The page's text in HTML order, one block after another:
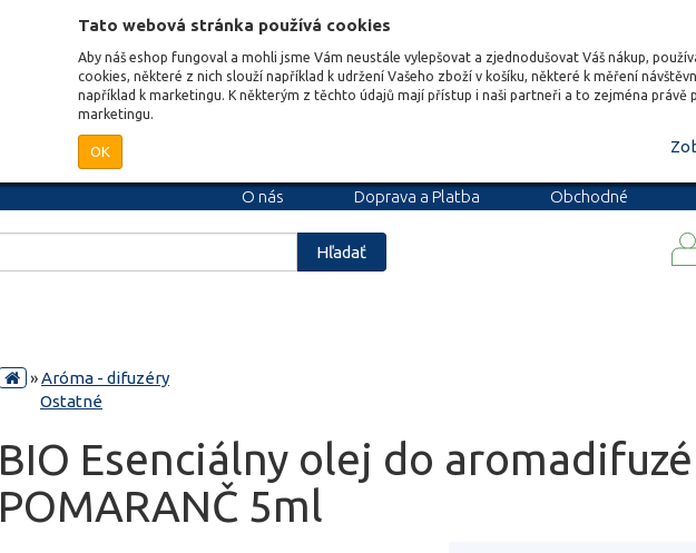
Tato webová stránka používá cookies
Aby náš eshop fungoval a mohli jsme Vám neustále vylepšovat a zjednodušovat Váš nákup,
cookies, některé z nich slouží například k udržení Vašeho zboží v košíku, některé k měření
například k marketingu. K některým z těchto údajů mají přístup i naši partneři a to zejména právě
marketingu.
OK
O nás Doprava a Platba
Obchodné
Hľadať
»Aróma - difuzéry
Ostatné
BIO Esenciálny olej do
POMARANČ 5ml